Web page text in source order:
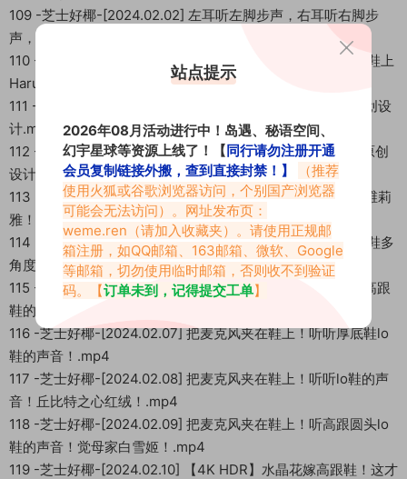
109 -芝士好椰-[2024.02.02] 左耳听左脚步声，右耳听右脚步
声，而且制服鞋Haruta 4603.mp4
110 -芝士好椰-[2024.02.02] 纯享版 当你把麦克风夹在制服鞋上
Haruta4603.mp4
111 -芝士好椰-[2024.02.03] 丝绒黑cla —— 维莉雅 秋田原创设
计.mp4
112 -芝士好椰-[2024.02.04] 酒红缪斯 —— 缪斯之吻 秋田原创
设计.mp4
113 -芝士好椰-[2024.02.05] 听！把麦克风别在鞋上！黑色维莉
雅！.mp4
114 -芝士好椰-[2024.02.06] 【4K120】Haruta 4603 制服鞋多
角度展示 绘画参考.mp4
115 -芝士好椰-[2024.02.07] 把麦克风别在鞋上！听听花笺高跟
鞋的声音！.mp4
116 -芝士好椰-[2024.02.07] 把麦克风夹在鞋上！听听厚底鞋lo
鞋的声音！.mp4
117 -芝士好椰-[2024.02.08] 把麦克风夹在鞋上！听听lo鞋的声
音！丘比特之心红绒！.mp4
118 -芝士好椰-[2024.02.09] 把麦克风夹在鞋上！听高跟圆头lo
鞋的声音！觉母家白雪姬！.mp4
119 -芝士好椰-[2024.02.10] 【4K HDR】水晶花嫁高跟鞋！这才
站点提示
2026年08月活动进行中！岛遇、秘语空间、
幻宇星球等资源上线了！【同行请勿注册开通
会员复制链接外搬，查到直接封禁！】
（推荐
使用火狐或谷歌浏览器访问，个别国产浏览器
可能会无法访问）。网址发布页：
weme.ren （请加入收藏夹）。请使用正规邮
箱注册，如QQ邮箱、163邮箱、微软、Google
等邮箱，切勿使用临时邮箱，否则收不到验证
码。【订单未到，记得提交工单】